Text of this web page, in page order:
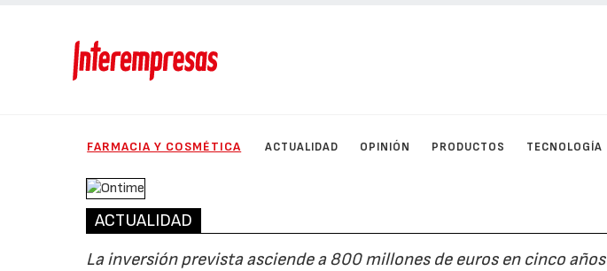
FARMACIA Y COSMÉTICA ACTUALIDAD OPINIÓN PRODUCTOS TECNOLOGÍA
ACTUALIDAD
La inversión prevista asciende a 800 millones de euros en cinco años